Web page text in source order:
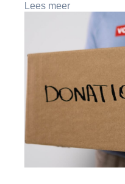
Lees meer